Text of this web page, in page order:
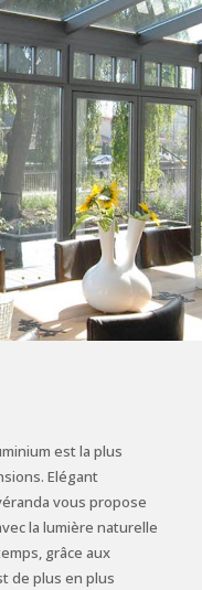
est la plus
Elégant
vous propose
la lumière naturelle
grâce aux
de plus en plus